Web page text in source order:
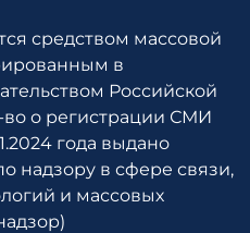
средством массовой
в
Российской
о регистрации СМИ
года выдано
надзору в сфере связи,
и массовых